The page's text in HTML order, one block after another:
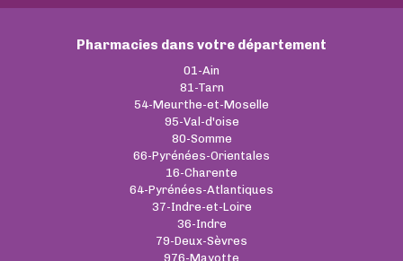
Pharmacies dans votre département
01-Ain
81-Tarn
54-Meurthe-et-Moselle
95-Val-d'oise
80-Somme
66-Pyrénées-Orientales
16-Charente
64-Pyrénées-Atlantiques
37-Indre-et-Loire
36-Indre
79-Deux-Sèvres
976-Mayotte